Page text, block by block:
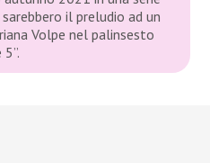
il preludio ad un
Volpe nel palinsesto